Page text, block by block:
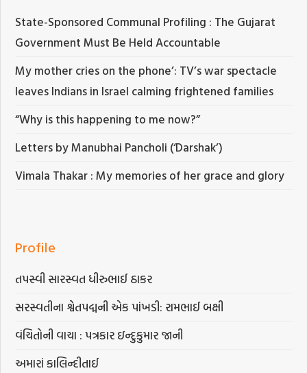
State-Sponsored Communal Profiling : The Gujarat
Government Must Be Held Accountable
My mother cries on the phone’: TV’s war spectacle
leaves Indians in Israel calming frightened families
“Why is this happening to me now?”
Letters by Manubhai Pancholi (‘Darshak’)
Vimala Thakar : My memories of her grace and glory
Profile
તપસ્વી સારસ્વત ધીરુભાઈ ઠાકર
સરસ્વતીના શ્વેતપદ્મની એક પાંખડી: રામભાઈ બક્ષી
વંચિતોની વાચા : પત્રકાર ઇન્દુકુમાર જાની
અમારાં કાલિન્દીતાઈ